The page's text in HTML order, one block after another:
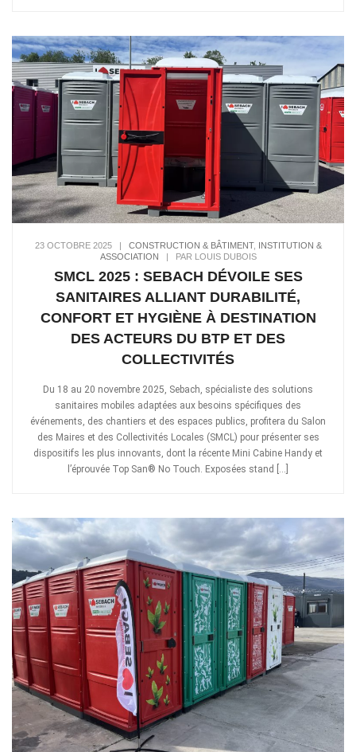
23 OCTOBRE 2025| CONSTRUCTION & BÂTIMENT, INSTITUTION &
ASSOCIATION | PAR LOUIS DUBOIS
SMCL 2025 : SEBACH DÉVOILE SES
SANITAIRES ALLIANT DURABILITÉ,
CONFORT ET HYGIÈNE À DESTINATION
DES ACTEURS DU BTP ET DES
COLLECTIVITÉS
Du 18 au 20 novembre 2025, Sebach, spécialiste des solutions
sanitaires mobiles adaptées aux besoins spécifiques des
événements, des chantiers et des espaces publics, profitera du Salon
des Maires et des Collectivités Locales (SMCL) pour présenter ses
dispositifs les plus innovants, dont la récente Mini Cabine Handy et
l’éprouvée Top San® No Touch. Exposées stand […]